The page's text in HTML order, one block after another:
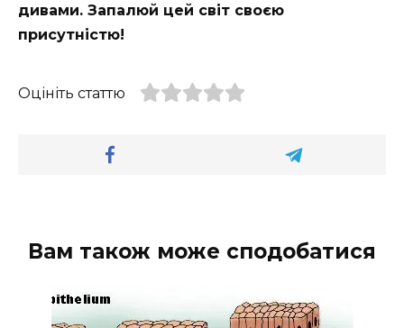
дивами. Запалюй цей світ своєю
присутністю!
Оцініть статтю
Вам також може сподобатися